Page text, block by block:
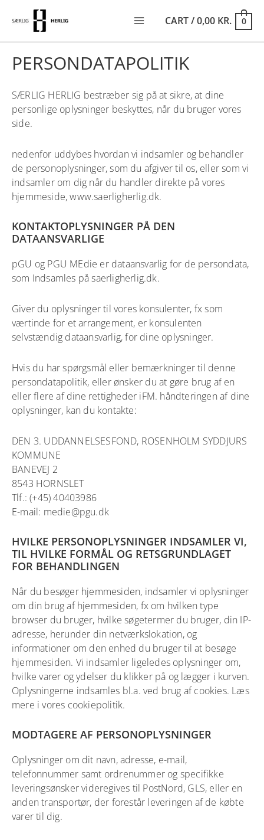
CONTENT
MENU
CART/0,00 KR. 0
PERSONDATAPOLITIK
SÆRLIG HERLIG bestræber sig på at sikre, at dine
personlige oplysninger beskyttes, når du bruger vores
side.
nedenfor uddybes hvordan vi indsamler og behandler
de personoplysninger, som du afgiver til os, eller som vi
indsamler om dig når du handler direkte på vores
hjemmeside,www.saerligherlig.dk.
KONTAKTOPLYSNINGER PÅ DEN
DATAANSVARLIGE
pGU og PGU MEdie er dataansvarlig for de persondata,
som Indsamles på saerligherlig.dk.
Giver du oplysninger til vores konsulenter, fx som
værtinde for et arrangement, er konsulenten
selvstændig dataansvarlig, for dine oplysninger.
Hvis du har spørgsmål eller bemærkninger til denne
persondatapolitik, eller ønsker du at gøre brug af en
eller flere af dine rettigheder iFM. håndteringen af dine
oplysninger, kan du kontakte:
DEN 3. UDDANNELSESFOND, ROSENHOLM SYDDJURS
KOMMUNE
BANEVEJ 2
8543 HORNSLET
Tlf.: (+45) 40403986
E-mail: medie@pgu.dk
HVILKE PERSONOPLYSNINGER INDSAMLER VI,
TIL HVILKE FORMÅL OG RETSGRUNDLAGET
FOR BEHANDLINGEN
Når du besøger hjemmesiden, indsamler vi oplysninger
om din brug af hjemmesiden, fx om hvilken type
browser du bruger, hvilke søgetermer du bruger, din IP-
adresse, herunder din netværkslokation, og
informationer om den enhed du bruger til at besøge
hjemmesiden. Vi indsamler ligeledes oplysninger om,
hvilke varer og ydelser du klikker på og lægger i kurven.
Oplysningerne indsamles bl.a. ved brug af cookies. Læs
mere i vores cookiepolitik.
MODTAGERE AF PERSONOPLYSNINGER
Oplysninger om dit navn, adresse, e-mail,
telefonnummer samt ordrenummer og specifikke
leveringsønsker videregives til PostNord, GLS, eller en
anden transportør, der forestår leveringen af de købte
varer til dig.